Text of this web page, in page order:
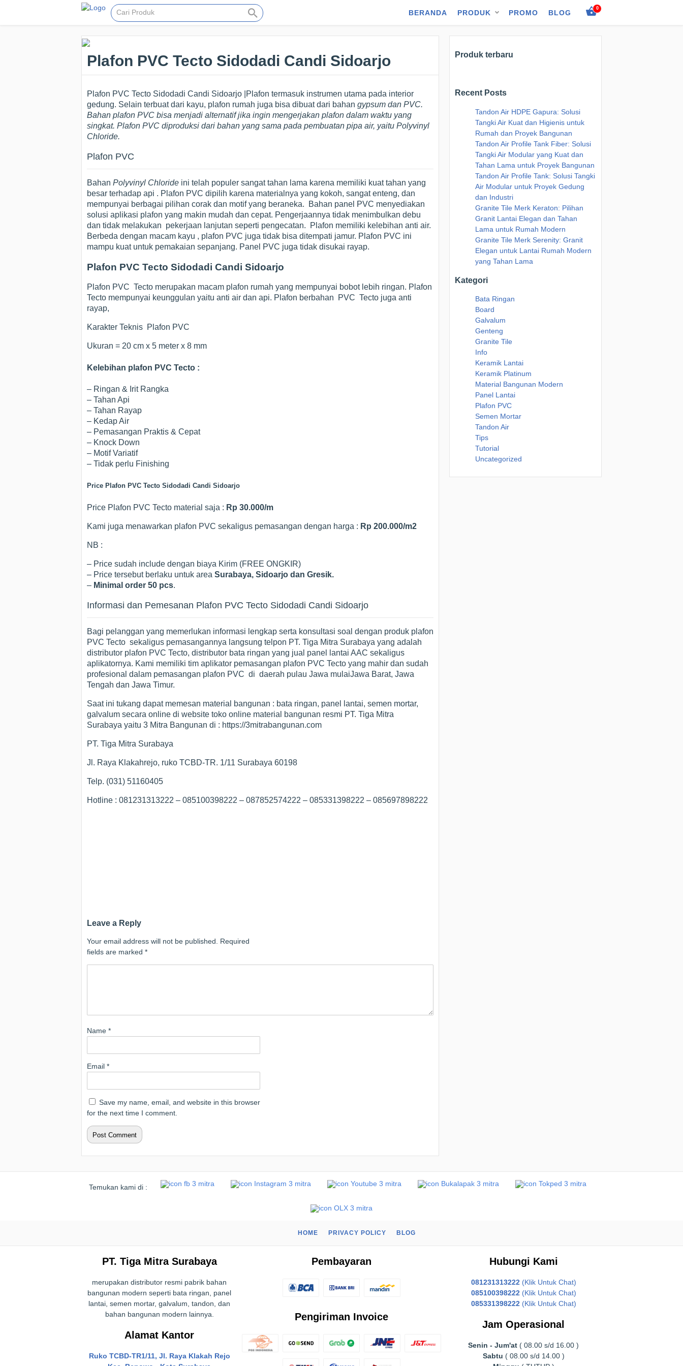
0
BERANDA PRODUK PROMO BLOG
Plafon PVC Tecto Sidodadi Candi Sidoarjo
Plafon PVC Tecto Sidodadi Candi Sidoarjo |Plafon termasuk instrumen utama pada interior
gedung. Selain terbuat dari kayu, plafon rumah juga bisa dibuat dari bahan gypsum dan PVC.
Bahan plafon PVC bisa menjadi alternatif jika ingin mengerjakan plafon dalam waktu yang
singkat. Plafon PVC diproduksi dari bahan yang sama pada pembuatan pipa air, yaitu Polyvinyl
Chloride.
Plafon PVC
Bahan Polyvinyl Chloride ini telah populer sangat tahan lama karena memiliki kuat tahan yang
besar terhadap api . Plafon PVC dipilih karena materialnya yang kokoh, sangat enteng, dan
mempunyai berbagai pilihan corak dan motif yang beraneka. Bahan panel PVC menyediakan
solusi aplikasi plafon yang makin mudah dan cepat. Pengerjaannya tidak menimbulkan debu
dan tidak melakukan pekerjaan lanjutan seperti pengecatan. Plafon memiliki kelebihan anti air.
Berbeda dengan macam kayu , plafon PVC juga tidak bisa ditempati jamur. Plafon PVC ini
mampu kuat untuk pemakaian sepanjang. Panel PVC juga tidak disukai rayap.
Plafon PVC Tecto Sidodadi Candi Sidoarjo
Plafon PVC Tecto merupakan macam plafon rumah yang mempunyai bobot lebih ringan. Plafon
Tecto mempunyai keunggulan yaitu anti air dan api. Plafon berbahan PVC Tecto juga anti
rayap,
Karakter Teknis Plafon PVC
Ukuran = 20 cm x 5 meter x 8 mm
Kelebihan plafon PVC Tecto :
– Ringan & Irit Rangka
– Tahan Api
– Tahan Rayap
– Kedap Air
– Pemasangan Praktis & Cepat
– Knock Down
– Motif Variatif
– Tidak perlu Finishing
Price Plafon PVC Tecto Sidodadi Candi Sidoarjo
Price Plafon PVC Tecto material saja : Rp 30.000/m
Kami juga menawarkan plafon PVC sekaligus pemasangan dengan harga : Rp 200.000/m2
NB :
– Price sudah include dengan biaya Kirim (FREE ONGKIR)
– Price tersebut berlaku untuk area Surabaya, Sidoarjo dan Gresik.
– Minimal order 50 pcs.
Informasi dan Pemesanan Plafon PVC Tecto Sidodadi Candi Sidoarjo
Bagi pelanggan yang memerlukan informasi lengkap serta konsultasi soal dengan produk plafon
PVC Tecto sekaligus pemasangannya langsung telpon PT. Tiga Mitra Surabaya yang adalah
distributor plafon PVC Tecto, distributor bata ringan yang jual panel lantai AAC sekaligus
aplikatornya. Kami memiliki tim aplikator pemasangan plafon PVC Tecto yang mahir dan sudah
profesional dalam pemasangan plafon PVC di daerah pulau Jawa mulaiJawa Barat, Jawa
Tengah dan Jawa Timur.
Saat ini tukang dapat memesan material bangunan : bata ringan, panel lantai, semen mortar,
galvalum secara online di website toko online material bangunan resmi PT. Tiga Mitra
Surabaya yaitu 3 Mitra Bangunan di : https://3mitrabangunan.com
PT. Tiga Mitra Surabaya
Jl. Raya Klakahrejo, ruko TCBD-TR. 1/11 Surabaya 60198
Telp. (031) 51160405
Hotline : 081231313222 – 085100398222 – 087852574222 – 085331398222 – 085697898222
Leave a Reply
Your email address will not be published. Required
fields are marked *
Name *
Email *
Save my name, email, and website in this browser
for the next time I comment.
Produk terbaru
Recent Posts
Tandon Air HDPE Gapura: Solusi
Tangki Air Kuat dan Higienis untuk
Rumah dan Proyek Bangunan
Tandon Air Profile Tank Fiber: Solusi
Tangki Air Modular yang Kuat dan
Tahan Lama untuk Proyek Bangunan
Tandon Air Profile Tank: Solusi Tangki
Air Modular untuk Proyek Gedung
dan Industri
Granite Tile Merk Keraton: Pilihan
Granit Lantai Elegan dan Tahan
Lama untuk Rumah Modern
Granite Tile Merk Serenity: Granit
Elegan untuk Lantai Rumah Modern
yang Tahan Lama
Kategori
Bata Ringan
Board
Galvalum
Genteng
Granite Tile
Info
Keramik Lantai
Keramik Platinum
Material Bangunan Modern
Panel Lantai
Plafon PVC
Semen Mortar
Tandon Air
Tips
Tutorial
Uncategorized
Temukan kami di :
HOME PRIVACY POLICY BLOG
PT. Tiga Mitra Surabaya
merupakan distributor resmi pabrik bahan
bangunan modern seperti bata ringan, panel
lantai, semen mortar, galvalum, tandon, dan
bahan bangunan modern lainnya.
Alamat Kantor
Ruko TCBD-TR1/11, Jl. Raya Klakah Rejo
Pembayaran
Pengiriman Invoice
Hubungi Kami
081231313222 (Klik Untuk Chat)
085100398222 (Klik Untuk Chat)
085331398222 (Klik Untuk Chat)
Jam Operasional
Senin - Jum'at ( 08.00 s/d 16.00 )
Sabtu ( 08.00 s/d 14.00 )